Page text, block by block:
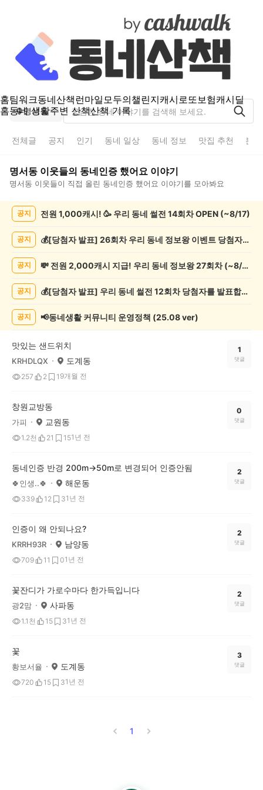
홈팀워크동네산책런마일모두의챌린지캐시로또보험캐시딜
홈동네 생활주변 산책산책 기록
명서동
전체글 공지 인기 동네 일상 동네 정보 맛집 추천 분
명서동 이웃들의 동네인증 했어요 이야기
명서동 이웃들이 직접 올린 동네인증 했어요 이야기를 모아봐요
시
공지 전원 1,000캐시! 🥳 우리 동네 썰전 14회차 OPEN (~8/17)
공지 💰[당첨자 발표] 26회차 우리 동네 정보왕 이벤트 당첨자를 발표합니다!
공지 💸 전원 2,000캐시 지급! 우리 동네 정보왕 27회차 (~8/10)
공지 💰[당첨자 발표] 우리 동네 썰전 12회차 당첨자를 발표합니다!
공지 📢동네생활 커뮤니티 운영정책 (25.08 ver)
맛있는 샌드위치
KRHDLQX 도계동
257 2 1 9개월 전
1
댓글
창원교방동
가피 교원동
1.2천 21 151년 전
0
댓글
동네인증 반경 200m->50m로 변경되어 인증안됨
🍀인생..🍀 해운동
339 12 31년 전
2
댓글
인증이 왜 안되나요?
KRRH93R 남양동
709 11 01년 전
2
댓글
꽃잔디가 가로수마다 한가득입니다
광2맘 사파동
1.1천 15 31년 전
2
댓글
꽃
황보서율 도계동
720 15 31년 전
3
댓글
1